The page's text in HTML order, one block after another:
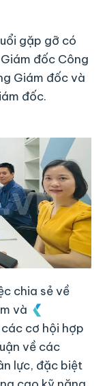
gặp gỡ có
đốc Công
Giám đốc và
đốc.
chia sẻ về
và
cơ hội hợp
về các
lực, đặc biệt